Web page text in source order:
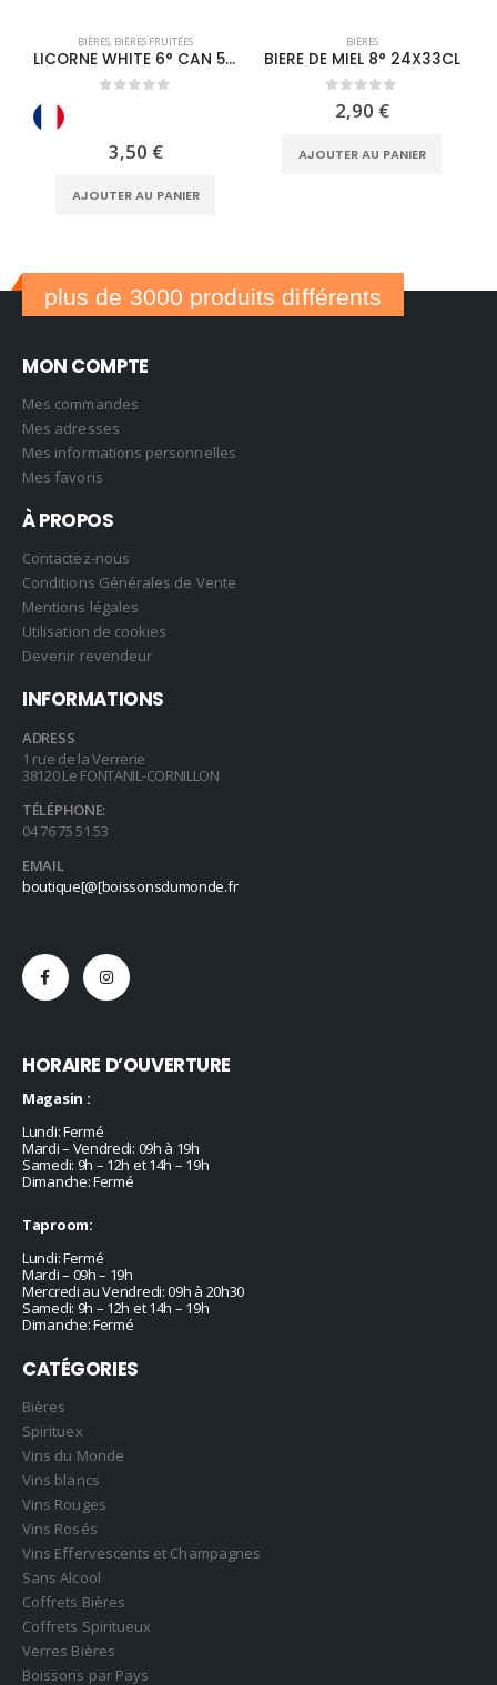
BIÈRES, BIÈRES FRUITÉES
LICORNE WHITE 6° CAN 50CL
3,50 €
AJOUTER AU PANIER
BIÈRES
BIERE DE MIEL 8° 24X33CL
out of 5
2,90 €
AJOUTER AU PANIER
plus de 3000 produits différents
MON COMPTE
Mes commandes
Mes adresses
Mes informations personnelles
Mes favoris
À PROPOS
Contactez-nous
Conditions Générales de Vente
Mentions légales
Utilisation de cookies
Devenir revendeur
INFORMATIONS
ADRESS
1 rue de la Verrerie
38120 Le FONTANIL-CORNILLON
TÉLÉPHONE:
04 76 75 51 53
EMAIL
boutique[@[boissonsdumonde.fr
HORAIRE D’OUVERTURE
Magasin :
Lundi: Fermé
Mardi – Vendredi: 09h à 19h
Samedi: 9h – 12h et 14h – 19h
Dimanche: Fermé
Taproom:
Lundi: Fermé
Mardi – 09h – 19h
Mercredi au Vendredi: 09h à 20h30
Samedi: 9h – 12h et 14h – 19h
Dimanche: Fermé
CATÉGORIES
Bières
Spirituex
Vins du Monde
Vins blancs
Vins Rouges
Vins Rosés
Vins Effervescents et Champagnes
Sans Alcool
Coffrets Bières
Coffrets Spiritueux
Verres Bières
Boissons par Pays